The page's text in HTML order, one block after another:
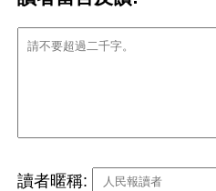
讀者暱稱: